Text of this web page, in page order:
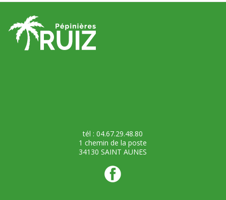
tél : 04.67.29.48.80
1 chemin de la poste
34130 SAINT AUNES